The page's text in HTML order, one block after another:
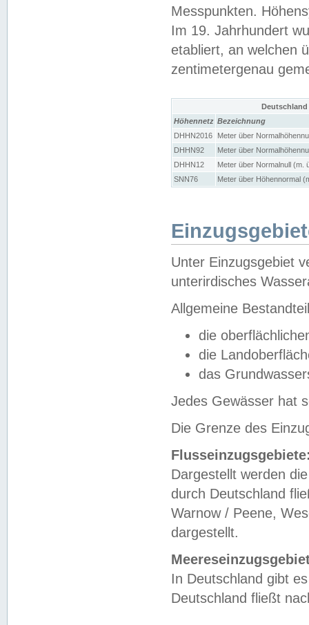
Messpunkten.
Im 19. Jahrhundert
etabliert, an welchen
zentimetergenau
Höhennetz Bezeichnung
DHHN2016
Meter über
DHHN92
Meter über
DHHN12
Meter über Normalnull (m.
SNN76
Meter über Höhennormal
Unter Einzugsgebiet
unterirdisches
Allgemeine
die
die
das
Jedes Gewässer hat
Die Grenze des
Dargestellt werden
durch Deutschland
Warnow / Peene,
dargestellt.
In Deutschland gibt
Deutschland fließt